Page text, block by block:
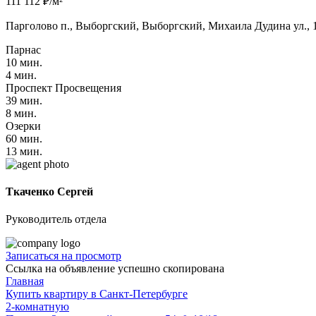
Парголово п., Выборгский, Выборгский, Михаила Дудина ул.,
Парнас
10 мин.
4 мин.
Проспект Просвещения
39 мин.
8 мин.
Озерки
60 мин.
13 мин.
Ткаченко Сергей
Руководитель отдела
Записаться на просмотр
Ссылка на объявление успешно скопирована
Главная
Купить квартиру в Санкт-Петербурге
2-комнатную